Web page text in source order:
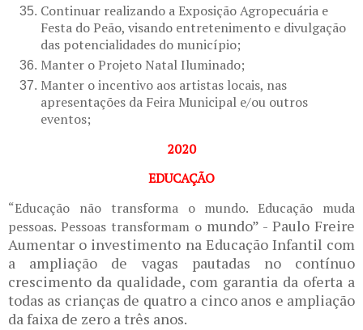
Continuar realizando a Exposição Agropecuária e
Festa do Peão, visando entretenimento e divulgação
das potencialidades do município;
Manter o Projeto Natal Iluminado;
Manter o incentivo aos artistas locais, nas
apresentações da Feira Municipal e/ou outros
eventos;
2020
EDUCAÇÃO
“Educação não transforma o mundo. Educação muda
pessoas. Pessoas transformam o mundo” - Paulo Freire
Aumentar o investimento na Educação Infantil com
a ampliação de vagas pautadas no contínuo
crescimento da qualidade, com garantia da oferta a
todas as crianças de quatro a cinco anos e ampliação
da faixa de zero a três anos.